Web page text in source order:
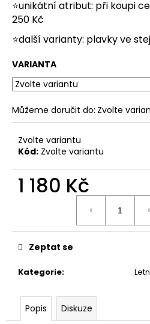
⭐unikátní atribut: při koupi
250 Kč
⭐další varianty: plavkyve
VARIANTA
Můžeme doručit do: Zvolte
Zvolte variantu
Kód: Zvolte variantu
1 180 Kč
Kategorie:
Zeptat se
Popis Diskuze
m
e